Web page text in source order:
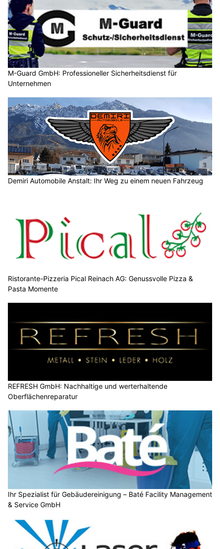
M-Guard GmbH: Professioneller Sicherheitsdienst für
Unternehmen
Demiri Automobile Anstalt: Ihr Weg zu einem neuen Fahrzeug
Ristorante-Pizzeria Pical Reinach AG: Genussvolle Pizza &
Pasta Momente
REFRESH GmbH: Nachhaltige und werterhaltende
Oberflächenreparatur
Ihr Spezialist für Gebäudereinigung – Baté Facility Management
& Service GmbH